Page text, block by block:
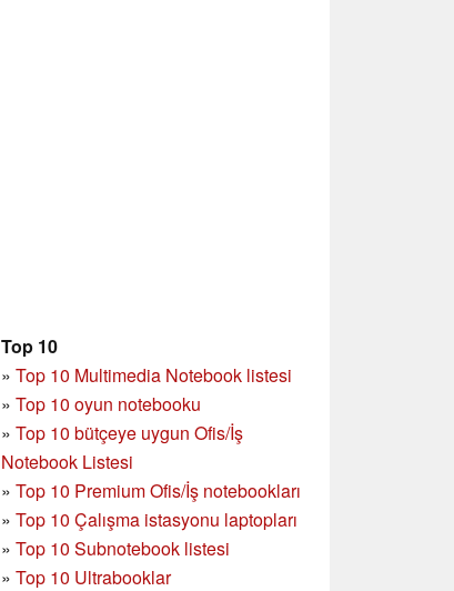
Top 10
» Top 10 Multimedia Notebook listesi
» Top 10 oyun notebooku
» Top 10 bütçeye uygun Ofis/İş
Notebook Listesi
» Top 10 Premium Ofis/İş notebookları
» Top 10 Çalışma istasyonu laptopları
» Top 10 Subnotebook listesi
» Top 10 Ultrabooklar